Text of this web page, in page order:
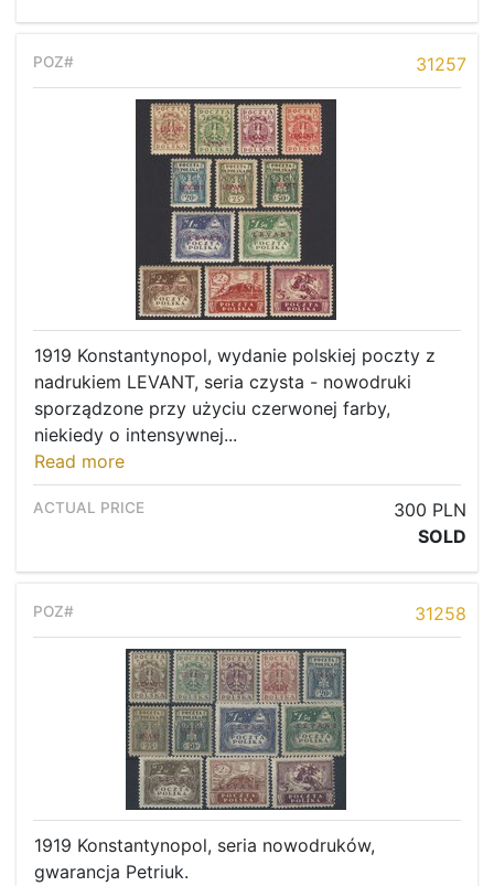
31257
1919 Konstantynopol, wydanie polskiej poczty z
nadrukiem LEVANT, seria czysta - nowodruki
sporządzone przy użyciu czerwonej farby,
niekiedy o intensywnej...
Read more
300 PLN
SOLD
31258
1919 Konstantynopol, seria nowodruków,
gwarancja Petriuk.